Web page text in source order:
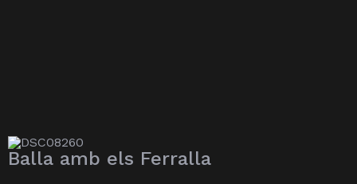
Balla amb els Ferralla